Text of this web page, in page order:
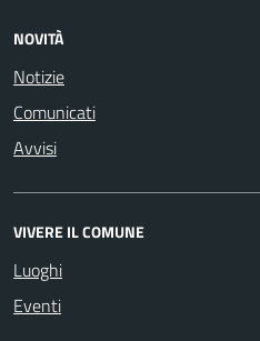
NOVITÀ
Notizie
Comunicati
Avvisi
VIVERE IL COMUNE
Luoghi
Eventi